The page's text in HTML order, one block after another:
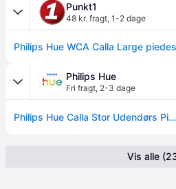
Punkt1
48 kr. fragt, 1-2 dage
Philips Hue
Fri fragt, 2-3 dage
Philips Hue Calla Stor Udendørs Piedestal - White & Color Ambiance
Vis alle